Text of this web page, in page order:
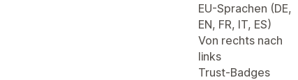
EU-Sprachen (DE,
EN, FR, IT, ES)
Von rechts nach
links
Trust-Badges